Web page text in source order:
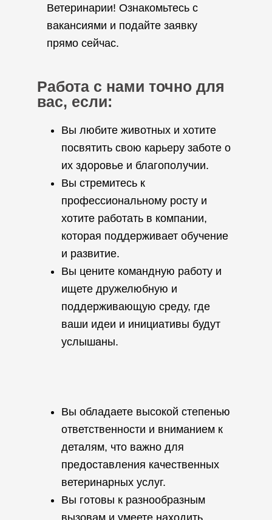
Ветеринарии! Ознакомьтесь с
вакансиями и подайте заявку
прямо сейчас.
Работа с нами точно для
вас, если:
Вы любите животных и хотите
посвятить свою карьеру заботе о
их здоровье и благополучии.
Вы стремитесь к
профессиональному росту и
хотите работать в компании,
которая поддерживает обучение
и развитие.
Вы цените командную работу и
ищете дружелюбную и
поддерживающую среду, где
ваши идеи и инициативы будут
услышаны.
Вы обладаете высокой степенью
ответственности и вниманием к
деталям, что важно для
предоставления качественных
ветеринарных услуг.
Вы готовы к разнообразным
вызовам и умеете находить